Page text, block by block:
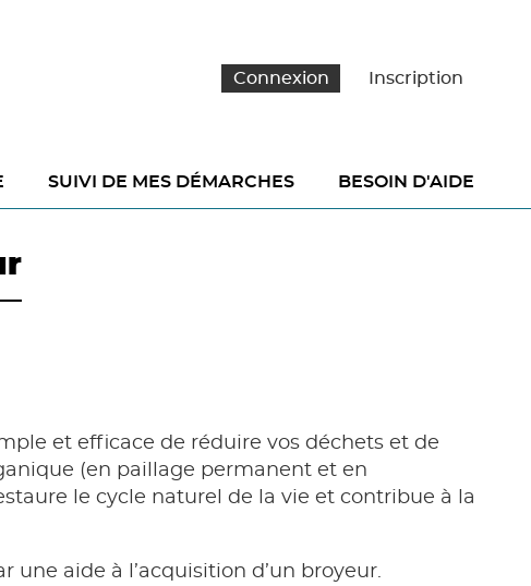
Connexion Inscription
SUIVI DE MES DÉMARCHES BESOIN D'AIDE
et efficace de réduire vos déchets et de
(en paillage permanent et en
le cycle naturel de la vie et contribue à la
aide à l’acquisition d’un broyeur.